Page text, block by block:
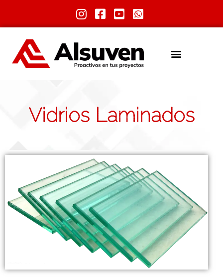
Vidrios Laminados